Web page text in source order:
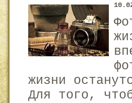
жизни
Для того,